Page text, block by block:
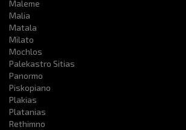
Maleme
Malia
Matala
Milato
Mochlos
Palekastro Sitias
Panormo
Piskopiano
Plakias
Platanias
Rethimno